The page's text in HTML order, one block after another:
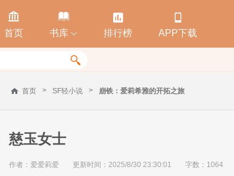

首页

书库 

排行榜

APP下载

首页 > SF轻小说 > 崩铁：爱莉希雅的开拓之旅
慈玉女士
作者：爱爱莉爱 更新时间：2025/8/30 23:30:01 字数：1064